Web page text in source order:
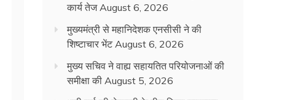
कार्य तेज August 6, 2026
मुख्यमंत्री से महानिदेशक एनसीसी ने की
शिष्टाचार भेंट August 6, 2026
मुख्य सचिव ने वाह्य सहायतित परियोजनाओं की
समीक्षा की August 5, 2026